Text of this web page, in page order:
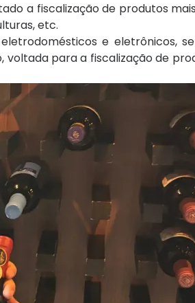
a fiscalização de produtos
etc.
e eletrônicos,
voltada para a fiscalização de